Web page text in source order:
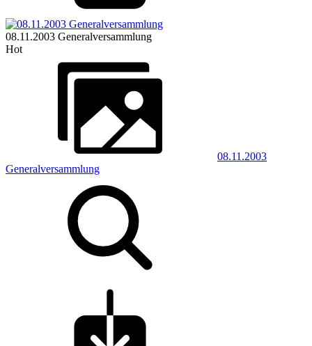
08.11.2003 Generalversammlung
Hot
08.11.2003
Generalversammlung